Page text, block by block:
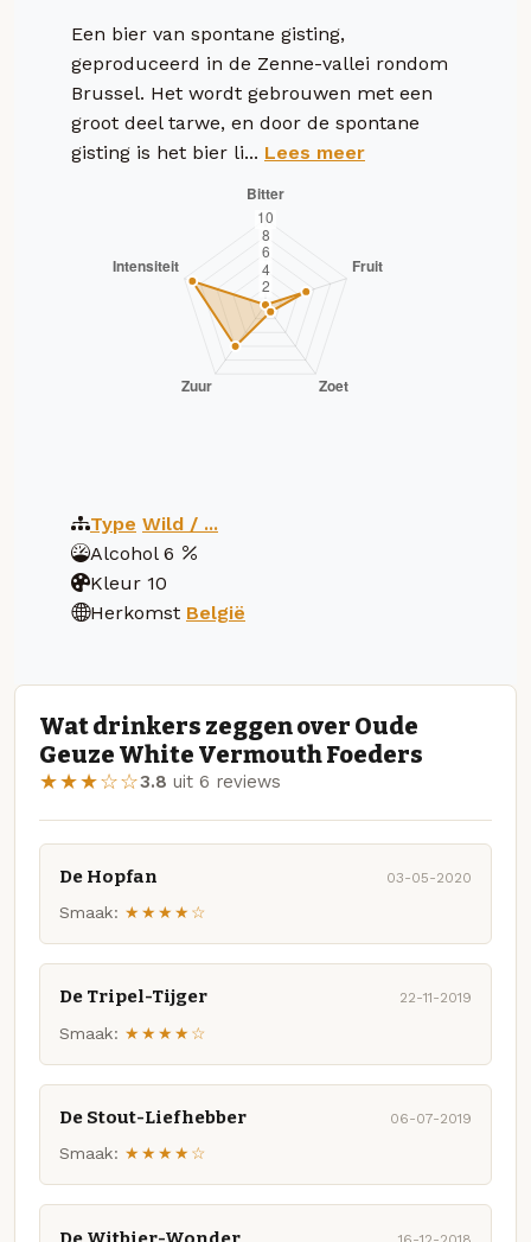
Een bier van spontane gisting,
geproduceerd in de Zenne-vallei rondom
Brussel. Het wordt gebrouwen met een
groot deel tarwe, en door de spontane
gisting is het bier li... Lees meer
Type Wild / ...
Alcohol 6
Kleur 10
Herkomst België
Wat drinkers zeggen over Oude
Geuze White Vermouth Foeders
★★★☆☆3.8 uit 6 reviews
De Hopfan 03-05-2020
Smaak: ★★★★☆
De Tripel-Tijger 22-11-2019
Smaak: ★★★★☆
De Stout-Liefhebber 06-07-2019
Smaak: ★★★★☆